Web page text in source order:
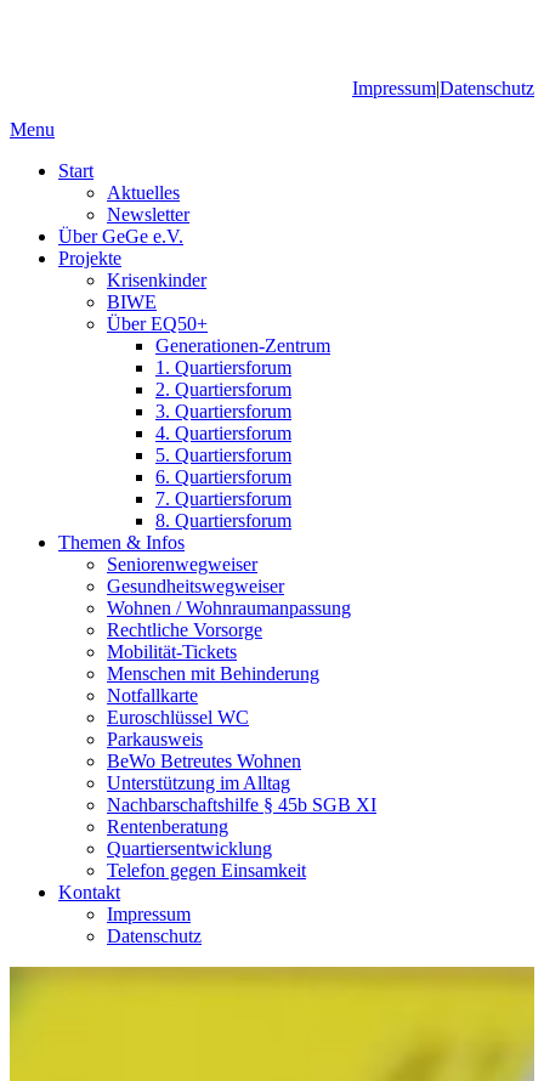
Impressum|Datenschutz
Menu
Start
Aktuelles
Newsletter
Über GeGe e.V.
Projekte
Krisenkinder
BIWE
Über EQ50+
Generationen-Zentrum
1. Quartiersforum
2. Quartiersforum
3. Quartiersforum
4. Quartiersforum
5. Quartiersforum
6. Quartiersforum
7. Quartiersforum
8. Quartiersforum
Themen & Infos
Seniorenwegweiser
Gesundheitswegweiser
Wohnen / Wohnraumanpassung
Rechtliche Vorsorge
Mobilität-Tickets
Menschen mit Behinderung
Notfallkarte
Euroschlüssel WC
Parkausweis
BeWo Betreutes Wohnen
Unterstützung im Alltag
Nachbarschaftshilfe § 45b SGB XI
Rentenberatung
Quartiersentwicklung
Telefon gegen Einsamkeit
Kontakt
Impressum
Datenschutz